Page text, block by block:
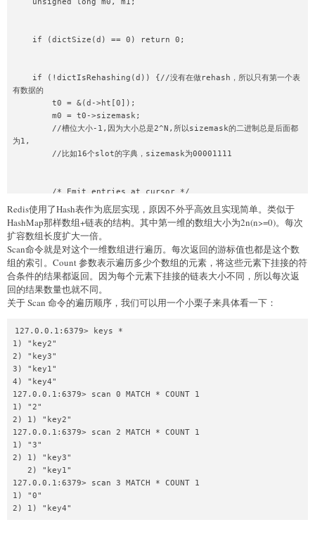
有数据的
为1,
        de = t0->table[v & m0];//找到当前这个槽位，然后处理数据
        while (de) {
            fn(privdata, de);//将这个slot的链表数据全部入队，准备
返回给客户端。
            de = de->next;
        }
    } else {
        t1 = &d->ht[1];
        /* Make sure t0 is the smaller and t1 is the
bigger table */
        if (t0->size > t1->size) {//将地位设置为
            t0 = &d->ht[1];
            t1 = &d->ht[0];
        }
        m0 = t0->sizemask;
        m1 = t1->sizemask;
Redis使用了Hash表作为底层实现，原因不外乎高效且实现简单。类似于
HashMap那样数组+链表的结构。其中第一维的数组大小为2n(n>=0)。每次
扩容数组长度扩大一倍。
Scan命令就是对这个一维数组进行遍历。每次返回的游标值也都是这个数
组的索引。Count 参数表示遍历多少个数组的元素，将这些元素下挂接的符
合条件的结果都返回。因为每个元素下挂接的链表大小不同，所以每次返
回的结果数量也就不同。
关于 Scan 命令的遍历顺序，我们可以用一个小栗子来具体看一下：
127.0.0.1:6379> keys *
1) "key2"
2) "key3"
3) "key1"
4) "key4"
127.0.0.1:6379> scan 0 MATCH * COUNT 1
1) "2"
2) 1) "key2"
127.0.0.1:6379> scan 2 MATCH * COUNT 1
1) "3"
2) 1) "key3"
127.0.0.1:6379> scan 3 MATCH * COUNT 1
1) "0"